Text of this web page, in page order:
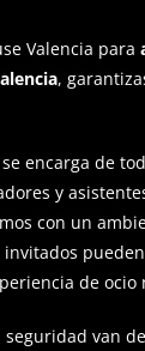
Valencia para
,
encarga de
y
con un
de ocio
seguridad van